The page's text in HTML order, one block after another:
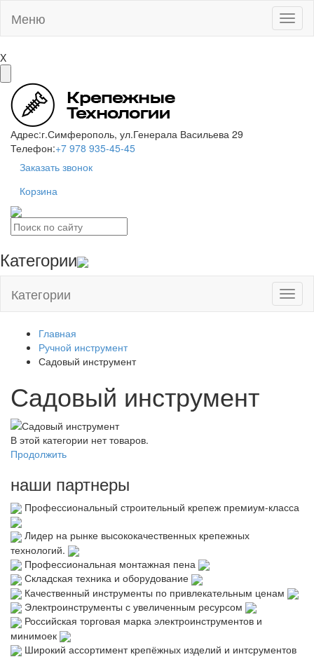
Меню
X
Адрес:г.Симферополь, ул.Генерала Васильева 29
Телефон:+7 978 935-45-45
Заказать звонок
Корзина
Категории
Категории
Главная
Ручной инструмент
Садовый инструмент
Садовый инструмент
В этой категории нет товаров.
Продолжить
наши партнеры
Профессиональный строительный крепеж премиум-класса
Лидер на рынке высококачественных крепежных
технологий.
Профессиональная монтажная пена
Складская техника и оборудование
Качественный инструменты по привлекательным ценам
Электроинструменты с увеличенным ресурсом
Российская торговая марка электроинструментов и
минимоек
Широкий ассортимент крепёжных изделий и интсрументов